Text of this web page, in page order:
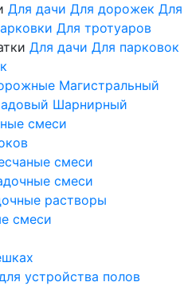
Для дачи Для дорожек Для
Для тротуаров
Для дачи Для парковок
Магистральный
Шарнирный
смеси
смеси
смеси
растворы
смеси
устройства полов